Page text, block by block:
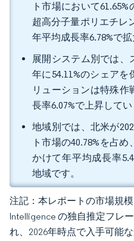
ト市場において
超高分子量ポリエチレ
年平均成長率6.78%で拡
展開システム別では、
年に54.11%のシェア
リューションは特殊
長率6.07%で上昇してい
地域別では、北米が
ト市場の40.78%を占
かけて年平均成長率
地域です。
注記：本レポートの市場規
Intelligence の独自推定フレ
れ、2026年時点で入手可能